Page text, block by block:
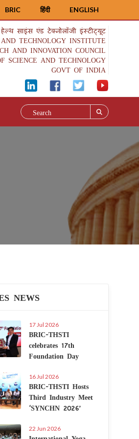
ENGLISH
हिंदी
BRIC
साइंस एंड टेक्नोलॉजी इंस्टीट्यूट
TECHNOLOGY INSTITUTE
AND INNOVATION COUNCIL
SCIENCE AND TECHNOLOGY
GOVT OF INDIA
NEWS
17 Jul 2026
BRIC-THSTI
celebrates 17th
Foundation Day
16 Jul 2026
BRIC-THSTI Hosts
Third Industry Meet
‘SYNCHN 2026’
22 Jun 2026